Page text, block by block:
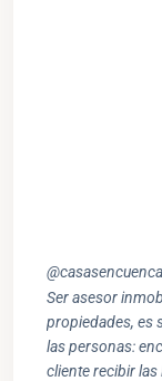
@casasencuenca
Ser asesor
propiedades, es
las personas:
cliente recibir las